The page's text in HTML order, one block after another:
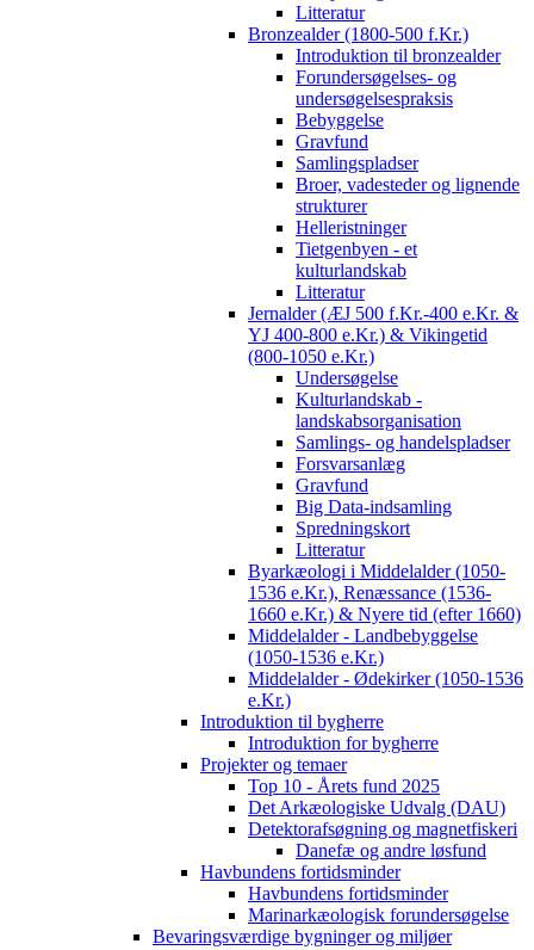
Litteratur
Bronzealder (1800-500 f.Kr.)
Introduktion til bronzealder
Forundersøgelses- og
undersøgelsespraksis
Bebyggelse
Gravfund
Samlingspladser
Broer, vadesteder og lignende
strukturer
Helleristninger
Tietgenbyen - et
kulturlandskab
Litteratur
Jernalder (ÆJ 500 f.Kr.-400 e.Kr. &
YJ 400-800 e.Kr.) & Vikingetid
(800-1050 e.Kr.)
Undersøgelse
Kulturlandskab -
landskabsorganisation
Samlings- og handelspladser
Forsvarsanlæg
Gravfund
Big Data-indsamling
Spredningskort
Litteratur
Byarkæologi i Middelalder (1050-
1536 e.Kr.), Renæssance (1536-
1660 e.Kr.) & Nyere tid (efter 1660)
Middelalder - Landbebyggelse
(1050-1536 e.Kr.)
Middelalder - Ødekirker (1050-1536
e.Kr.)
Introduktion til bygherre
Introduktion for bygherre
Projekter og temaer
Top 10 - Årets fund 2025
Det Arkæologiske Udvalg (DAU)
Detektorafsøgning og magnetfiskeri
Danefæ og andre løsfund
Havbundens fortidsminder
Havbundens fortidsminder
Marinarkæologisk forundersøgelse
Bevaringsværdige bygninger og miljøer